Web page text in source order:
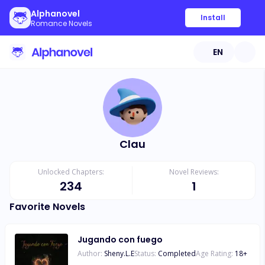
Alphanovel
Romance Novels
Install
EN
Clau
Unlocked Chapters:
234
Novel Reviews:
1
Favorite Novels
Jugando con fuego
Author: Sheny.L.EStatus: CompletedAge Rating: 18+